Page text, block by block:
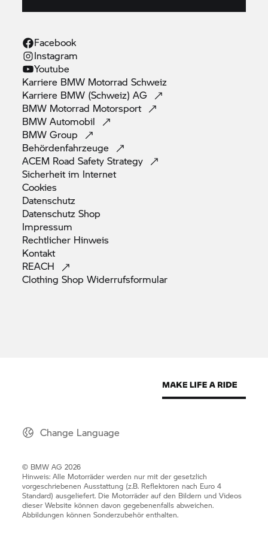
Facebook
Instagram
Youtube
Karriere BMW Motorrad Schweiz
Karriere BMW (Schweiz)AG
BMW Motorrad Motorsport
BMWAutomobil
BMWGroup
Behördenfahrzeuge
ACEM Road SafetyStrategy
Sicherheit im Internet
Cookies
Datenschutz
DatenschutzShop
Impressum
Rechtlicher Hinweis
Kontakt
REACH
Clothing ShopWiderrufsformular
Change Language
© BMW AG 2026
Hinweis: Alle Motorräder werden nur mit der gesetzlich
vorgeschriebenen Ausstattung (z.B. Reflektoren nach Euro 4
Standard) ausgeliefert. Die Motorräder auf den Bildern und Videos
dieser Website können davon gegebenenfalls abweichen.
Abbildungen können Sonderzubehör enthalten.